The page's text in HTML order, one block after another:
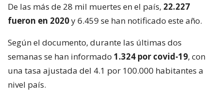
De las más de 28 mil muertes en el país, 22.227
fueron en 2020y 6.459 se han notificado este año.
Según el documento, durante las últimas dos
semanas se han informado 1.324 por covid-19, con
una tasa ajustada del 4.1 por 100.000 habitantes a
nivel país.